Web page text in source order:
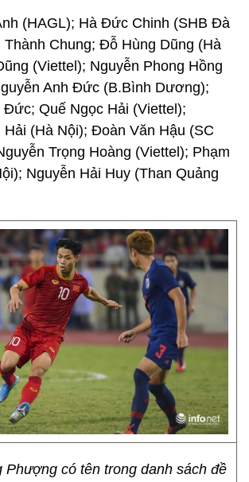
(HAGL); Hà Đức Chinh (SHB Đà
Thành Chung; Đỗ Hùng Dũng (Hà
(Viettel); Nguyễn Phong Hồng
Anh Đức (B.Bình Dương);
Đức; Quế Ngọc Hải (Viettel);
Hải (Hà Nội); Đoàn Văn Hậu (SC
Trọng Hoàng (Viettel); Phạm
Nguyễn Hải Huy (Than Quảng
Phượng có tên trong danh sách đề